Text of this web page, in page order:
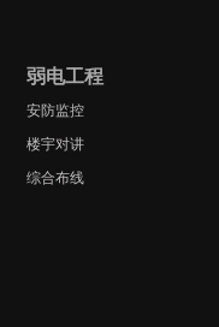
弱电工程
安防监控
楼宇对讲
综合布线